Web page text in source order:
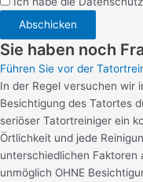
Abschicken
Sie haben noch
Führen Sie vor der
In der Regel versuchen wir
Besichtigung des Tatortes
seriöser Tatortreiniger ein
Örtlichkeit und jede
unterschiedlichen Faktoren
unmöglich OHNE